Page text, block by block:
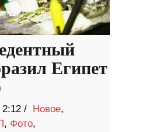
Египет
2:12 / Новое,
, Фото,